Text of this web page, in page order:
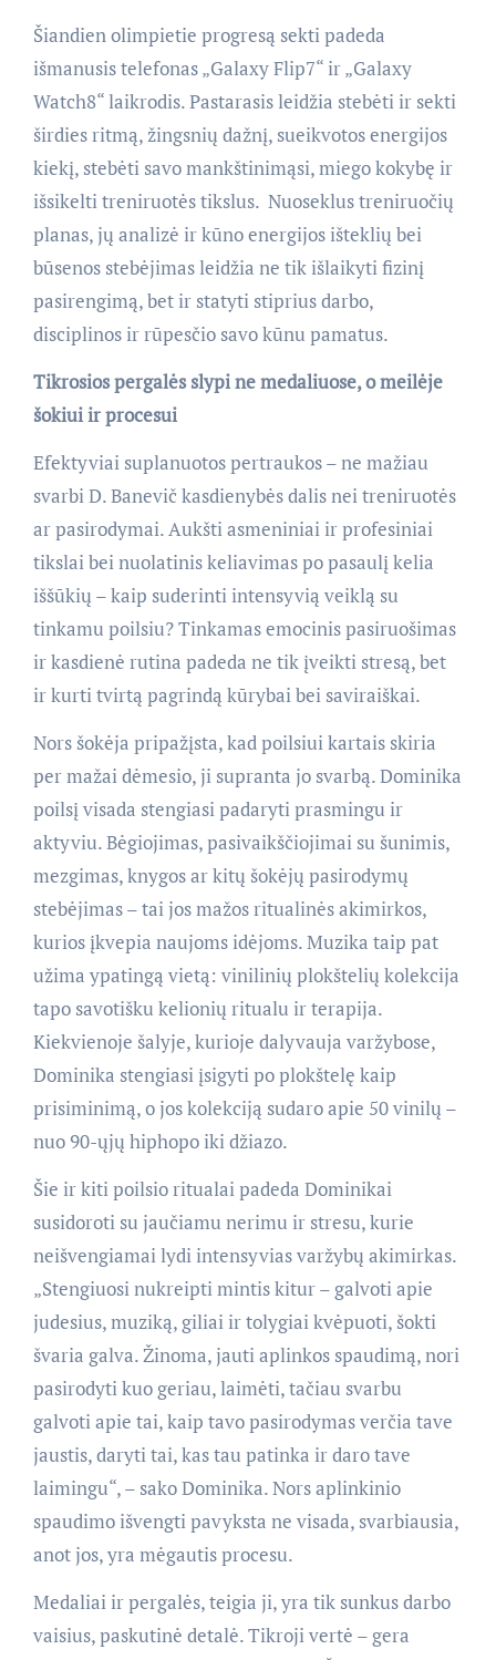
Šiandien olimpietie progresą sekti padeda
išmanusis telefonas „Galaxy Flip7“ ir „Galaxy
Watch8“ laikrodis. Pastarasis leidžia stebėti ir sekti
širdies ritmą, žingsnių dažnį, sueikvotos energijos
kiekį, stebėti savo mankštinimąsi, miego kokybę ir
išsikelti treniruotės tikslus. Nuoseklus treniruočių
planas, jų analizė ir kūno energijos išteklių bei
būsenos stebėjimas leidžia ne tik išlaikyti fizinį
pasirengimą, bet ir statyti stiprius darbo,
disciplinos ir rūpesčio savo kūnu pamatus.
Tikrosiospergalės slypi ne medaliuose, o meilėje
šokiui ir procesui
Efektyviai suplanuotos pertraukos – ne mažiau
svarbi D. Banevič kasdienybės dalis nei treniruotės
ar pasirodymai. Aukšti asmeniniai ir profesiniai
tikslai bei nuolatinis keliavimas po pasaulį kelia
iššūkių – kaip suderinti intensyvią veiklą su
tinkamu poilsiu? Tinkamas emocinis pasiruošimas
ir kasdienė rutina padeda ne tik įveikti stresą, bet
ir kurti tvirtą pagrindą kūrybai bei saviraiškai.
Nors šokėja pripažįsta, kad poilsiui kartais skiria
per mažai dėmesio, ji supranta jo svarbą. Dominika
poilsį visada stengiasi padaryti prasmingu ir
aktyviu. Bėgiojimas, pasivaikščiojimai su šunimis,
mezgimas, knygos ar kitų šokėjų pasirodymų
stebėjimas – tai jos mažos ritualinės akimirkos,
kurios įkvepia naujoms idėjoms. Muzika taip pat
užima ypatingą vietą: vinilinių plokštelių kolekcija
tapo savotišku kelionių ritualu ir terapija.
Kiekvienoje šalyje, kurioje dalyvauja varžybose,
Dominika stengiasi įsigyti po plokštelę kaip
prisiminimą, o jos kolekciją sudaro apie 50 vinilų –
nuo 90-ųjų hiphopo iki džiazo.
Šie ir kiti poilsio ritualai padeda Dominikai
susidoroti su jaučiamu nerimu ir stresu, kurie
neišvengiamai lydi intensyvias varžybų akimirkas.
„Stengiuosi nukreipti mintis kitur – galvoti apie
judesius, muziką, giliai ir tolygiai kvėpuoti, šokti
švaria galva. Žinoma, jauti aplinkos spaudimą, nori
pasirodyti kuo geriau, laimėti, tačiau svarbu
galvoti apie tai, kaip tavo pasirodymas verčia tave
jaustis, daryti tai, kas tau patinka ir daro tave
laimingu“, – sako Dominika. Nors aplinkinio
spaudimo išvengti pavyksta ne visada, svarbiausia,
anot jos, yra mėgautis procesu.
Medaliai ir pergalės, teigia ji, yra tik sunkus darbo
vaisius, paskutinė detalė. Tikroji vertė – gera